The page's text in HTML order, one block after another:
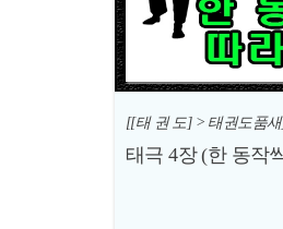
[[태 권 도] > 태권도품
태극 4장 (한 동작